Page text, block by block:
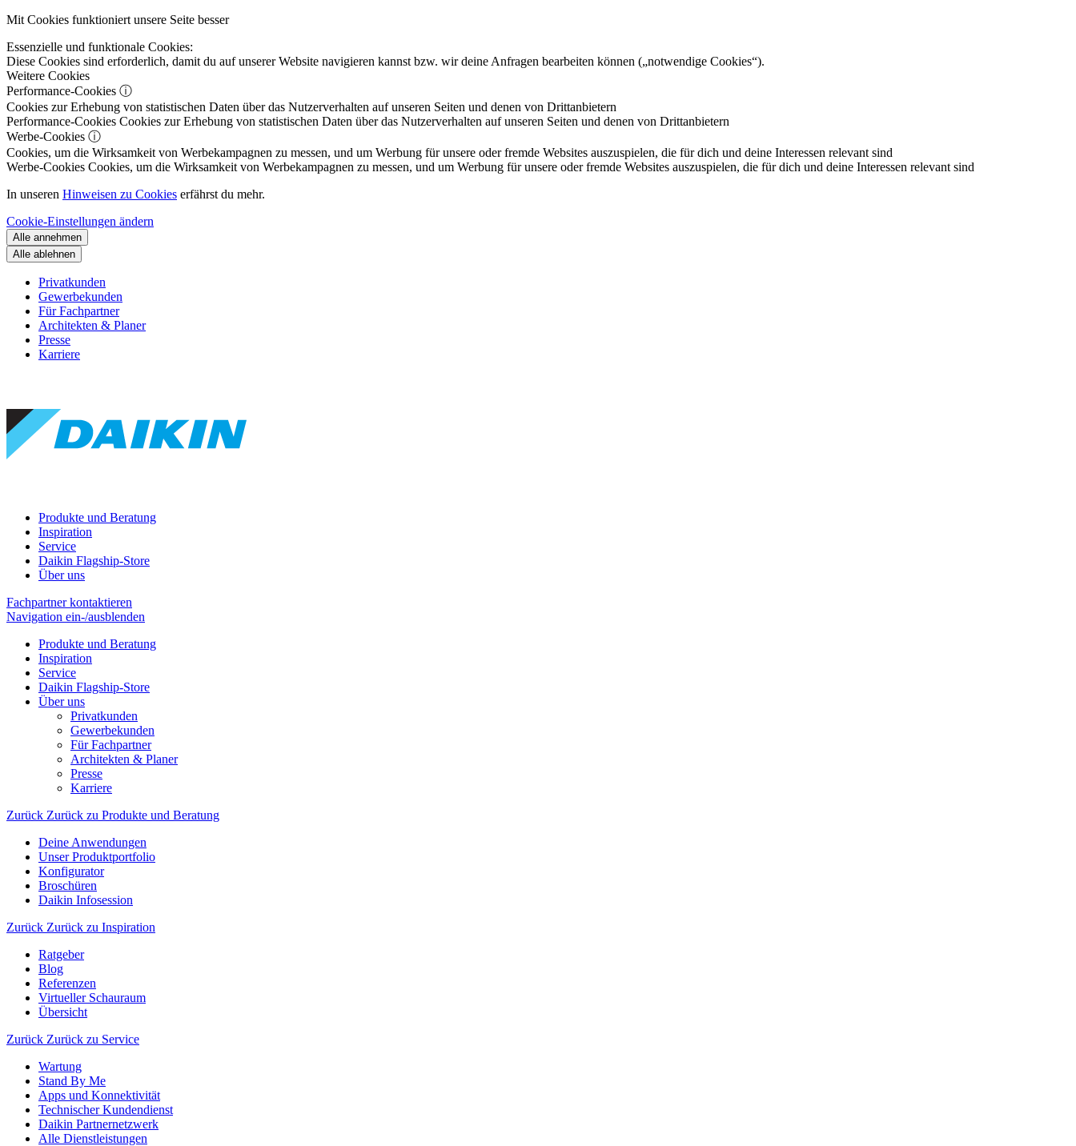
Mit Cookies funktioniert unsere Seite besser
Essenzielle und funktionale Cookies:
Diese Cookies sind erforderlich, damit du auf unserer Website navigieren kannst bzw. wir deine Anfragen bearbeiten können („notwendige Cookies“).
Weitere Cookies
Performance-Cookies ⓘ
Cookies zur Erhebung von statistischen Daten über das Nutzerverhalten auf unseren Seiten und denen von Drittanbietern
Performance-Cookies Cookies zur Erhebung von statistischen Daten über das Nutzerverhalten auf unseren Seiten und denen von Drittanbietern
Werbe-Cookies ⓘ
Cookies, um die Wirksamkeit von Werbekampagnen zu messen, und um Werbung für unsere oder fremde Websites auszuspielen, die für dich und deine Interessen relevant sind
Werbe-Cookies Cookies, um die Wirksamkeit von Werbekampagnen zu messen, und um Werbung für unsere oder fremde Websites auszuspielen, die für dich und deine Interessen relevant sind
In unseren Hinweisen zu Cookies erfährst du mehr.
Cookie-Einstellungen ändern
Alle annehmen
Alle ablehnen
Privatkunden
Gewerbekunden
Für Fachpartner
Architekten & Planer
Presse
Karriere
Produkte und Beratung
Inspiration
Service
Daikin Flagship-Store
Über uns
Fachpartner kontaktieren
Navigation ein-/ausblenden
Produkte und Beratung
Inspiration
Service
Daikin Flagship-Store
Über uns
Privatkunden
Gewerbekunden
Für Fachpartner
Architekten & Planer
Presse
Karriere
Zurück Zurück zu Produkte und Beratung
Deine Anwendungen
Unser Produktportfolio
Konfigurator
Broschüren
Daikin Infosession
Zurück Zurück zu Inspiration
Ratgeber
Blog
Referenzen
Virtueller Schauraum
Übersicht
Zurück Zurück zu Service
Wartung
Stand By Me
Apps und Konnektivität
Technischer Kundendienst
Daikin Partnernetzwerk
Alle Dienstleistungen